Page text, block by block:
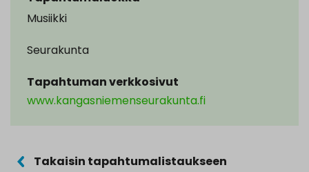
Musiikki
Seurakunta
Tapahtuman verkkosivut
www.kangasniemenseurakunta.fi
Takaisin tapahtumalistaukseen